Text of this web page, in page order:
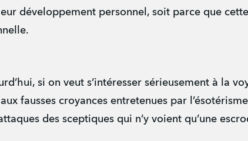
développement personnel, soit parce que
si on veut s’intéresser sérieusement à la
fausses croyances entretenues par
des sceptiques qui n’y voient qu’une